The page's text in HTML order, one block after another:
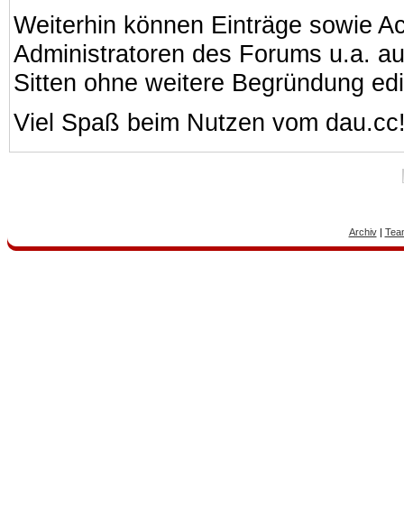
Weiterhin können Einträge sowie
Administratoren des Forums u.a.
Sitten ohne weitere Begründung
Viel Spaß beim Nutzen vom
Archiv|